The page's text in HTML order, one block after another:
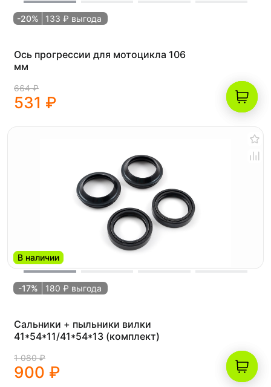
-20% 133 ₽ выгода
Ось прогрессии для мотоцикла 106
мм
664 ₽
531 ₽
В наличии
-17% 180 ₽ выгода
Сальники + пыльники вилки
41*54*11/41*54*13 (комплект)
1 080 ₽
900 ₽